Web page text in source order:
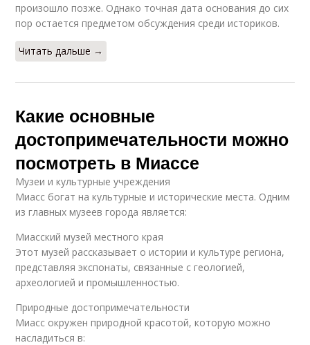
произошло позже. Однако точная дата основания до сих
пор остается предметом обсуждения среди историков.
Читать дальше →
Какие основные
достопримечательности можно
посмотреть в Миассе
Музеи и культурные учреждения
Миасс богат на культурные и исторические места. Одним
из главных музеев города является:
Миасский музей местного края
Этот музей рассказывает о истории и культуре региона,
представляя экспонаты, связанные с геологией,
археологией и промышленностью.
Природные достопримечательности
Миасс окружен природной красотой, которую можно
насладиться в: